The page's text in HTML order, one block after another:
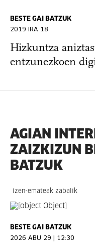
BESTE GAI BATZUK
2019 IRA 18
Hizkuntza
entzunezkoen
AGIAN
ZAIZKIZUN
BATZUK
Izen-emateak zabalik
BESTE GAI BATZUK
2026 ABU 29 | 12:30